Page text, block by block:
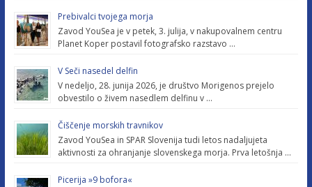
Prebivalci tvojega morja
Zavod YouSea je v petek, 3. julija, v nakupovalnem centru
Planet Koper postavil fotografsko razstavo …
V Seči nasedel delfin
V nedeljo, 28. junija 2026, je društvo Morigenos prejelo
obvestilo o živem nasedlem delfinu v …
Čiščenje morskih travnikov
Zavod YouSea in SPAR Slovenija tudi letos nadaljujeta
aktivnosti za ohranjanje slovenskega morja. Prva letošnja …
Picerija »9 bofora«